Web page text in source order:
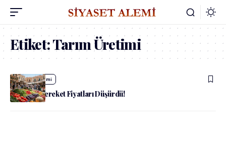
Etiket:Tarım Üretimi
admin Ekonomi
Tarımda Bereket Fiyatları Düşürdü!